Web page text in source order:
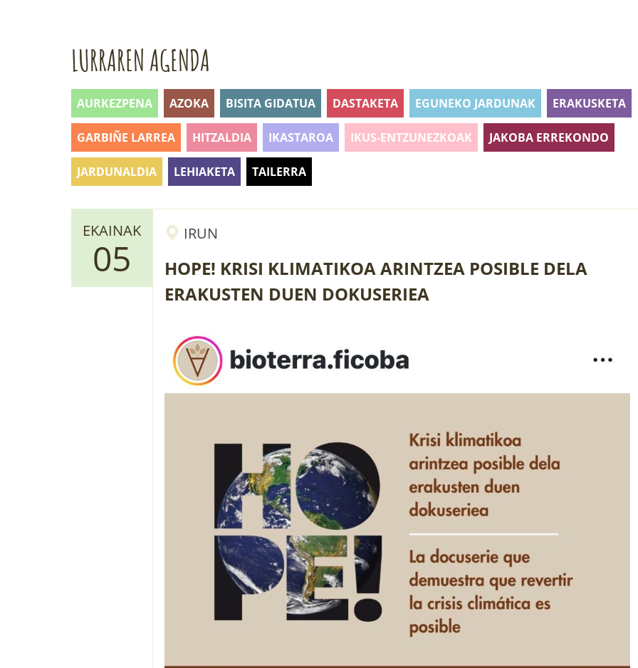
LURRAREN AGENDA
AURKEZPENA AZOKA BISITA GIDATUA DASTAKETA EGUNEKO JARDUNAK ERAKUSKETA
GARBIÑE LARREA HITZALDIA IKASTAROA IKUS-ENTZUNEZKOAK JAKOBA ERREKONDO
JARDUNALDIA LEHIAKETA TAILERRA
EKAINAK
05
IRUN
HOPE! KRISI KLIMATIKOA ARINTZEA POSIBLE DELA
ERAKUSTEN DUEN DOKUSERIEA